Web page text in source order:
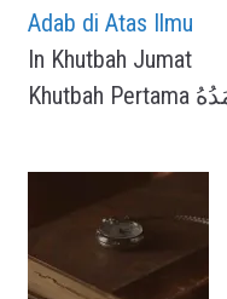
Adab di Atas Ilmu
In Khutbah Jumat